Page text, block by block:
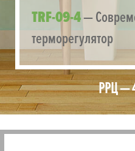
TRF-09-4—
терморегулятор
РРЦ —